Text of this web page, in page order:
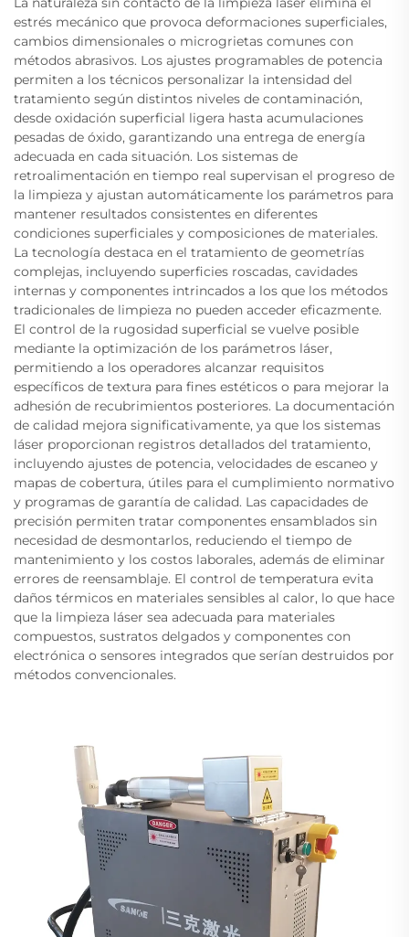
estrés mecánico que provoca deformaciones superficiales,
cambios dimensionales o microgrietas comunes con
métodos abrasivos. Los ajustes programables de potencia
permiten a los técnicos personalizar la intensidad del
tratamiento según distintos niveles de contaminación,
desde oxidación superficial ligera hasta acumulaciones
pesadas de óxido, garantizando una entrega de energía
adecuada en cada situación. Los sistemas de
retroalimentación en tiempo real supervisan el progreso de
la limpieza y ajustan automáticamente los parámetros para
mantener resultados consistentes en diferentes
condiciones superficiales y composiciones de materiales.
La tecnología destaca en el tratamiento de geometrías
complejas, incluyendo superficies roscadas, cavidades
internas y componentes intrincados a los que los métodos
tradicionales de limpieza no pueden acceder eficazmente.
El control de la rugosidad superficial se vuelve posible
mediante la optimización de los parámetros láser,
permitiendo a los operadores alcanzar requisitos
específicos de textura para fines estéticos o para mejorar la
adhesión de recubrimientos posteriores. La documentación
de calidad mejora significativamente, ya que los sistemas
láser proporcionan registros detallados del tratamiento,
incluyendo ajustes de potencia, velocidades de escaneo y
mapas de cobertura, útiles para el cumplimiento normativo
y programas de garantía de calidad. Las capacidades de
precisión permiten tratar componentes ensamblados sin
necesidad de desmontarlos, reduciendo el tiempo de
mantenimiento y los costos laborales, además de eliminar
errores de reensamblaje. El control de temperatura evita
daños térmicos en materiales sensibles al calor, lo que hace
que la limpieza láser sea adecuada para materiales
compuestos, sustratos delgados y componentes con
electrónica o sensores integrados que serían destruidos por
métodos convencionales.